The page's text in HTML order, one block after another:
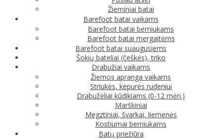
Žieminiai batai
Barefoot batai vaikams
Barefoot batai berniukams
Barefoot batai mergaitėms
Barefoot batai suaugusiems
Šokių bateliai (češkės), triko
Drabužiai vaikams
Žiemos apranga vaikams
Striukės, kepurės rudeniui
Drabužėliai kūdikiams (0-12 mėn.)
Marškiniai
Megztiniai, švarkai, liemenės
Kostiumai berniukams
Batų priežiūra